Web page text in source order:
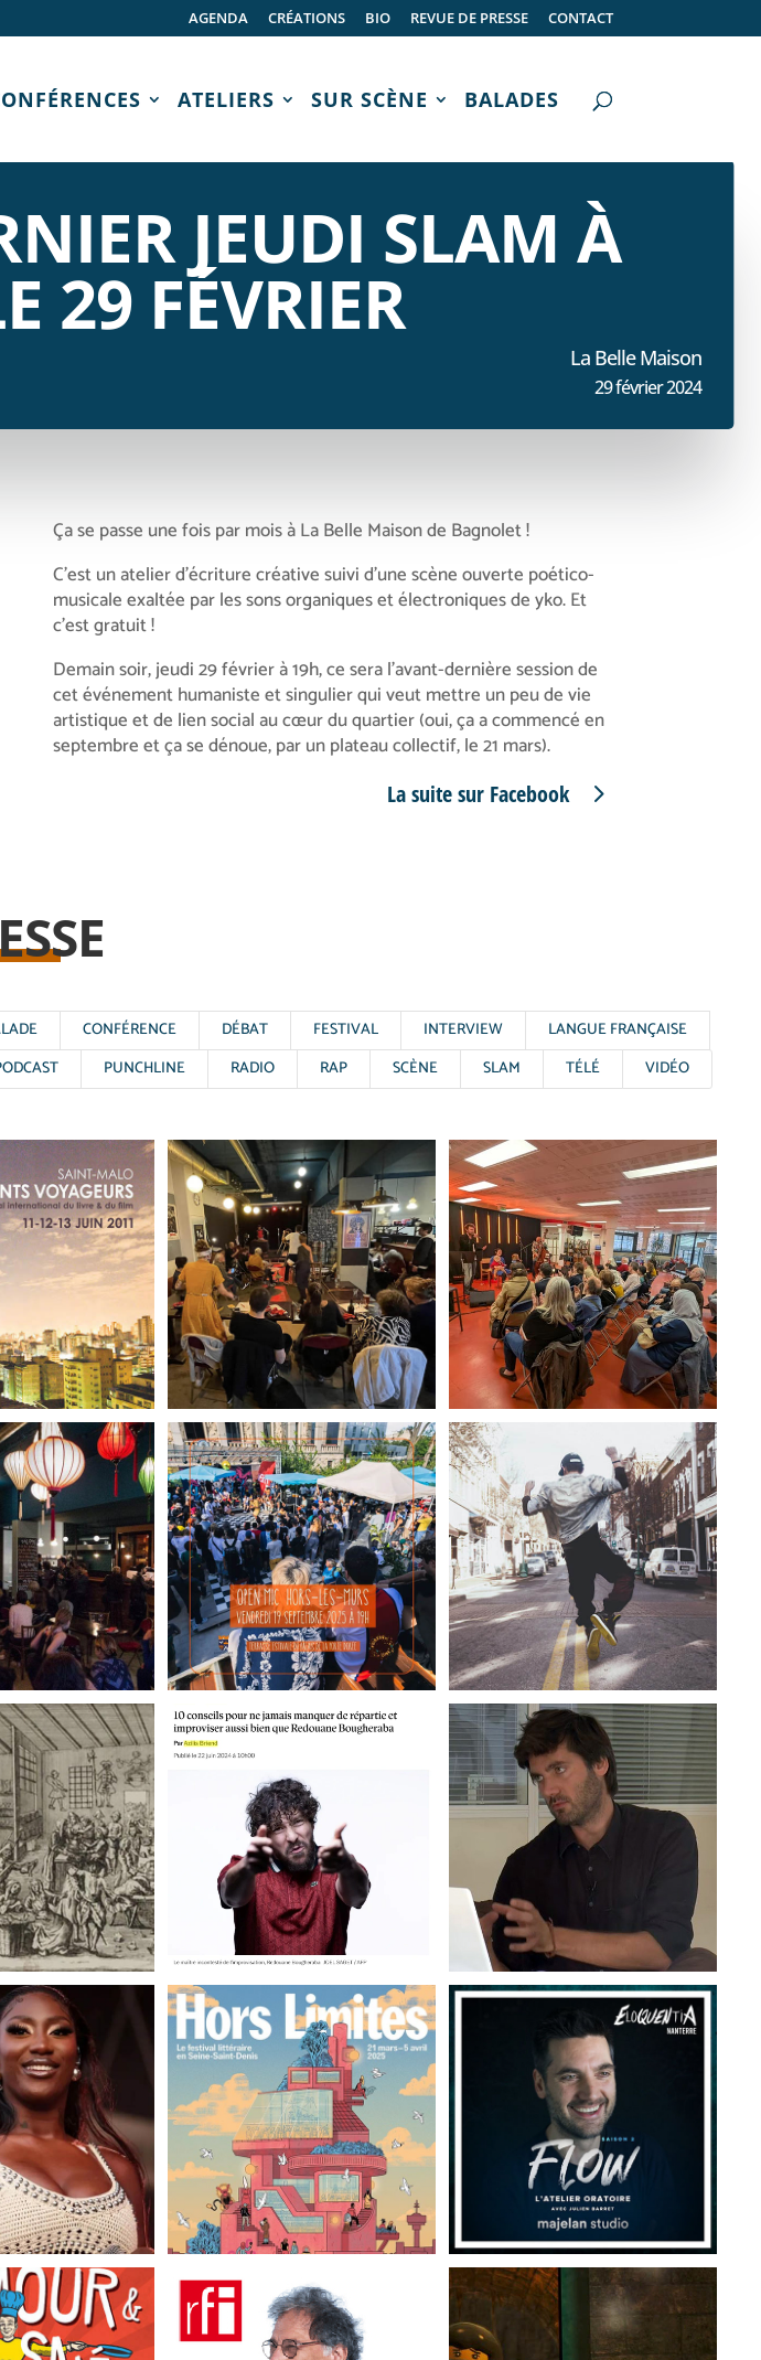
AGENDA CRÉATIONS BIO REVUE DE PRESSE CONTACT
ATELIERS SUR SCÈNE BALADES
JEUDI SLAM À
29 FÉVRIER
La Belle Maison
29 février 2024
Ça se passe une fois par mois à La Belle Maison de Bagnolet !
C’est un atelier d’écriture créative suivi d’une scène ouverte poético-
musicale exaltée par les sons organiques et électroniques de yko. Et
c’est gratuit !
Demain soir, jeudi 29 février à 19h, ce sera l’avant-dernière session de
cet événement humaniste et singulier qui veut mettre un peu de vie
artistique et de lien social au cœur du quartier (oui, ça a commencé en
septembre et ça se dénoue, par un plateau collectif, le 21 mars).
La suite sur Facebook
CONFÉRENCE DÉBAT FESTIVAL INTERVIEW
LANGUE FRANÇAISE
PUNCHLINE RADIO RAP SCÈNE SLAM TÉLÉ VIDÉO